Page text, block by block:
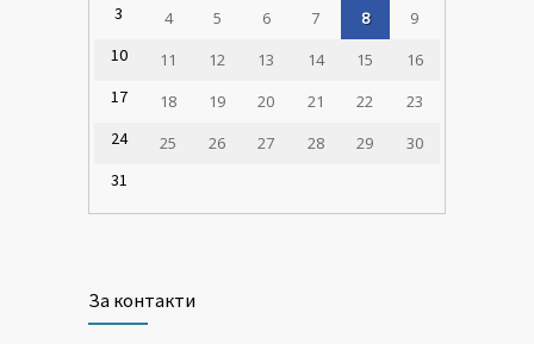
3
4 5 6 7 8
9
10
11 12 13 14 15
16
17
18 19 20 21 22
23
24
25 26 27 28 29
30
31
За контакти